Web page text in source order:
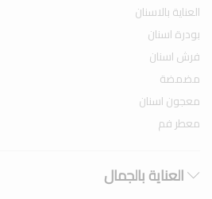
العناية بالاسنان
بودرة اسنان
فرش اسنان
مضمضة
معجون اسنان
معطر فم
العناية بالجمال